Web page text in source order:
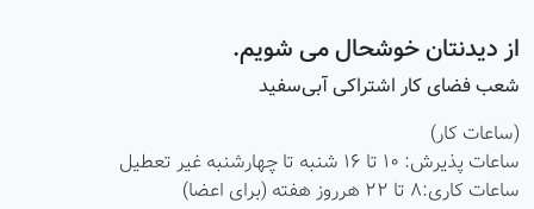
از دیدنتان خوشحال می شویم.
شعب فضای کار اشتراکی آبی‌سفید
(ساعات کار)
ساعات پذیرش: ۱۰ تا ۱۶ شنبه تا چهارشنبه غیر تعطیل
ساعات کاری:8 تا 22 هرروز هفته (برای اعضا)